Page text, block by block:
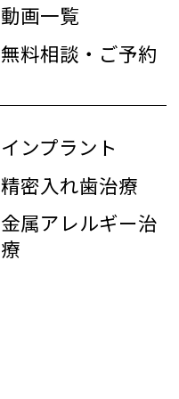
動画一覧
無料相談・ご予約
インプラント
精密入れ歯治療
金属アレルギー治
療